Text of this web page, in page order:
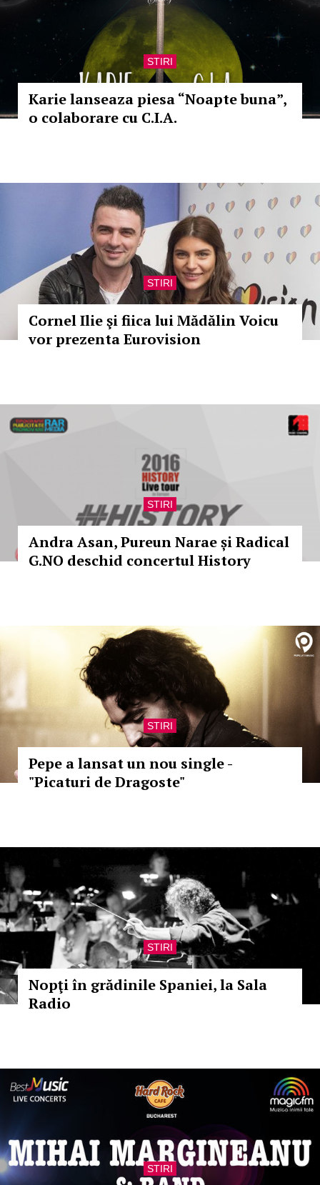
STIRI
Karie lanseaza piesa “Noapte buna”,
o colaborare cu C.I.A.
STIRI
Cornel Ilie şi fiica lui Mădălin Voicu
vor prezenta Eurovision
STIRI
Andra Asan, Pureun Narae și Radical
G.NO deschid concertul History
STIRI
Pepe a lansat un nou single -
"Picaturi de Dragoste"
STIRI
Nopţi în grădinile Spaniei, la Sala
Radio
STIRI